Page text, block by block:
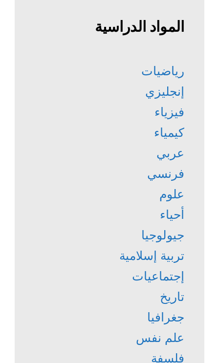
المواد الدراسية
رياضيات
إنجليزي
فيزياء
كيمياء
عربي
فرنسي
علوم
أحياء
جيولوجيا
تربية إسلامية
إجتماعيات
تاريخ
جغرافيا
علم نفس
فلسفة